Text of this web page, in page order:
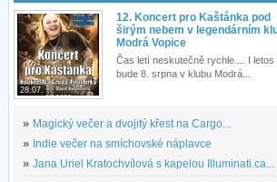
28.07.
12. Koncert pro Kaštánka pod
širým nebem v legendárním
Modrá Vopice
Čas letí neskutečně rychle.... I letos
bude 8. srpna v klubu Modrá...
» Magický večer a dvojitý křest na Cargo...
» Indie večer na smíchovské náplavce
» Jana Uriel Kratochvílová s kapelou Illuminati.ca...